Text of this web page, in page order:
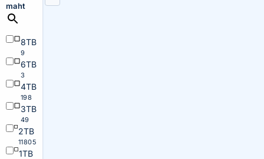
maht
8TB
9
6TB
3
4TB
198
3TB
49
2TB
11805
1TB